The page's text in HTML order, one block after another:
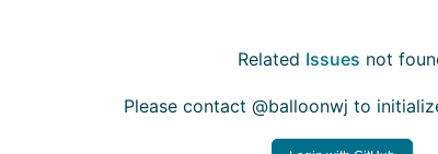
Related Issues not
Please contact @balloonwj to